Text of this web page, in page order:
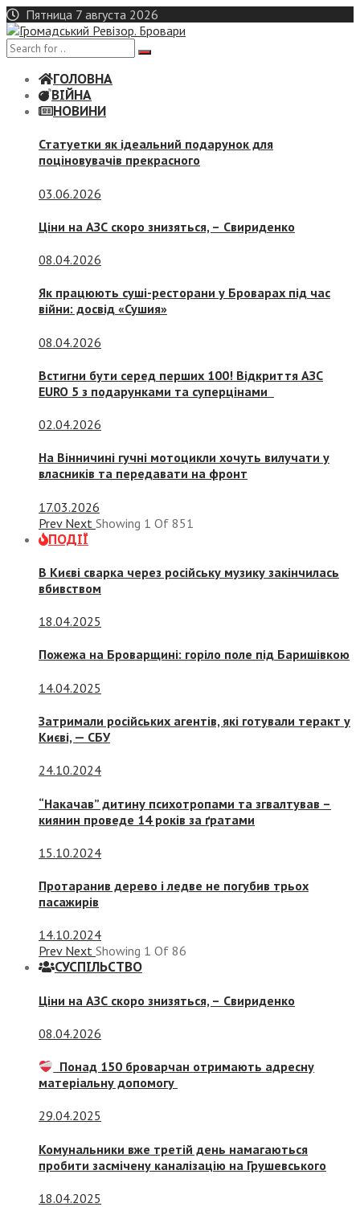
Skip
to
content
Пятница 7 августа 2026
ГОЛОВНА
ВІЙНА
НОВИНИ
Статуетки як ідеальний подарунок для
поціновувачів прекрасного
03.06.2026
Ціни на АЗС скоро знизяться, – Свириденко
08.04.2026
Як працюють суші-ресторани у Броварах під час
війни: досвід «Сушия»
08.04.2026
Встигни бути серед перших 100! Відкриття АЗС
EURO 5 з подарунками та суперцінами
02.04.2026
На Вінничині гучні мотоцикли хочуть вилучати у
власників та передавати на фронт
17.03.2026
Prev Next Showing 1 Of 851
ПОДІЇ
В Києві сварка через російську музику закінчилась
вбивством
18.04.2025
Пожежа на Броварщині: горіло поле під Баришівкою
14.04.2025
Затримали російських агентів, які готували теракт у
Києві, — СБУ
24.10.2024
“Накачав” дитину психотропами та згвалтував –
киянин проведе 14 років за ґратами
15.10.2024
Протаранив дерево і ледве не погубив трьох
пасажирів
14.10.2024
Prev Next Showing 1 Of 86
СУСПIЛЬСТВО
Ціни на АЗС скоро знизяться, – Свириденко
08.04.2026
Понад 150 броварчан отримають адресну
матеріальну допомогу
29.04.2025
Комунальники вже третій день намагаються
пробити засмічену каналізацію на Грушевського
18.04.2025